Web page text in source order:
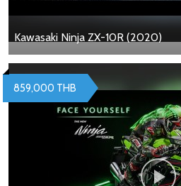
Kawasaki Ninja ZX-10R (2020)
859,000 THB